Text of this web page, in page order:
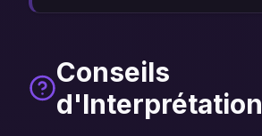
Conseils
d'Interprétation